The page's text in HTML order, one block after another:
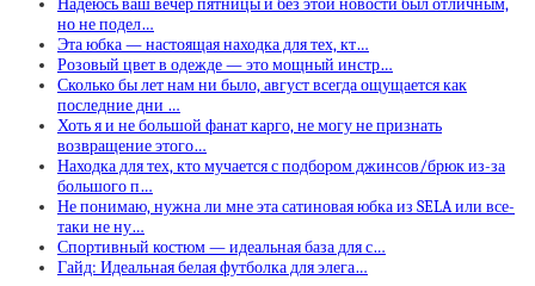
но не подел…
Эта юбка — настоящая находка для тех, кт…
Розовый цвет в одежде — это мощный инстр…
Сколько бы лет нам ни было, август всегда ощущается как
последние дни …
Хоть я и не большой фанат карго, не могу не признать
возвращение этого…
Находка для тех, кто мучается с подбором джинсов/брюк из-за
большого п…
Не понимаю, нужна ли мне эта сатиновая юбка из SELA или все-
таки не ну…
Спортивный костюм — идеальная база для с…
Гайд: Идеальная белая футболка для элега…